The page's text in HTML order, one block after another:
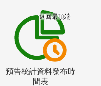
預告統計資料發布時
間表
返回最頂端